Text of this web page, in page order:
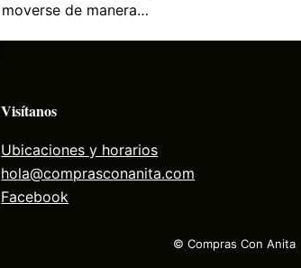
moverse de manera…
Visítanos
Ubicaciones y horarios
hola@comprasconanita.com
Facebook
© Compras Con Anita